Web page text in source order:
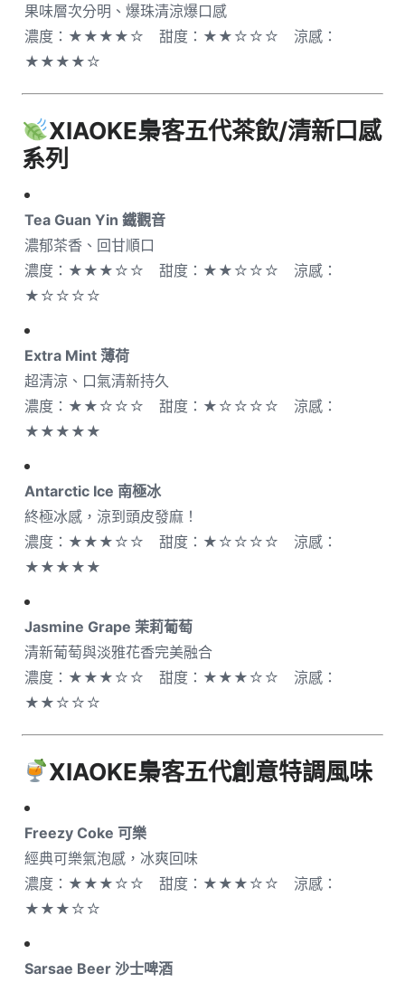
果味層次分明、爆珠清涼爆口感
濃度：★★★★☆ 甜度：★★☆☆☆ 涼感：
★★★★☆
XIAOKE梟客五代茶飲/清新口感
系列
Tea Guan Yin 鐵觀音
濃郁茶香、回甘順口
濃度：★★★☆☆ 甜度：★★☆☆☆ 涼感：
★☆☆☆☆
Extra Mint 薄荷
超清涼、口氣清新持久
濃度：★★☆☆☆ 甜度：★☆☆☆☆ 涼感：
★★★★★
Antarctic Ice 南極冰
終極冰感，涼到頭皮發麻！
濃度：★★★☆☆ 甜度：★☆☆☆☆ 涼感：
★★★★★
Jasmine Grape 茉莉葡萄
清新葡萄與淡雅花香完美融合
濃度：★★★☆☆ 甜度：★★★☆☆ 涼感：
★★☆☆☆
XIAOKE梟客五代創意特調風味
Freezy Coke 可樂
經典可樂氣泡感，冰爽回味
濃度：★★★☆☆ 甜度：★★★☆☆ 涼感：
★★★☆☆
Sarsae Beer 沙士啤酒